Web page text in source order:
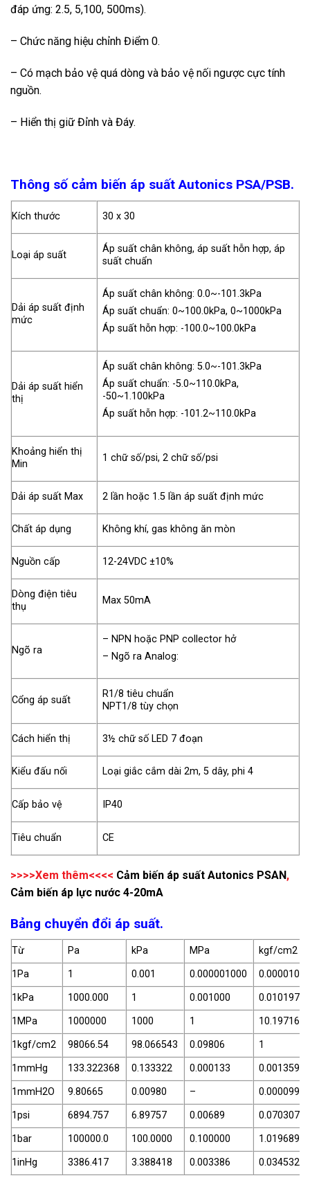
đáp ứng: 2.5, 5,100, 500ms).
– Chức năng hiệu chỉnh Điểm 0.
– Có mạch bảo vệ quá dòng và bảo vệ nối ngược cực tính
nguồn.
– Hiển thị giữ Đỉnh và Đáy.
Thông số cảm biến áp suất Autonics PSA/PSB.
Kích thước 30 x 30
Loại áp suất
Áp suất chân không, áp suất hỗn hợp, áp
suất chuẩn
Dải áp suất định
mức
Áp suất chân không: 0.0~-101.3kPa
Áp suất chuẩn: 0~100.0kPa, 0~1000kPa
Áp suất hỗn hợp: -100.0~100.0kPa
Dải áp suất hiển
thị
Áp suất chân không: 5.0~-101.3kPa
Áp suất chuẩn: -5.0~110.0kPa,
-50~1.100kPa
Áp suất hỗn hợp: -101.2~110.0kPa
Khoảng hiển thị
Min
1 chữ số/psi, 2 chữ số/psi
Dải áp suất Max 2 lần hoặc 1.5 lần áp suất định mức
Chất áp dụng Không khí, gas không ăn mòn
Nguồn cấp 12-24VDC ±10%
Dòng điện tiêu
thụ
Max 50mA
Ngõ ra
– NPN hoặc PNP collector hở
– Ngõ ra Analog:
Cổng áp suất
R1/8 tiêu chuẩn
NPT1/8 tùy chọn
Cách hiển thị 3½ chữ số LED 7 đoạn
Kiểu đấu nối Loại giắc cắm dài 2m, 5 dây, phi 4
Cấp bảo vệ IP40
Tiêu chuẩn CE
>>>>Xem thêm<<<< Cảm biến áp suất Autonics PSAN,
Cảm biến áp lực nước 4-20mA
Bảng chuyển đổi áp suất.
Từ Pa kPa MPa
kgf/cm2
1Pa
1 0.001 0.000001000
1kPa
1000.000 1 0.001000
0.010197
1MPa
1000000 1000 1
10.197162
1kgf/cm2
98066.54 98.066543 0.09806
1
1mmHg
133.322368 0.133322 0.000133
0.001359
1mmH2O
9.80665 0.00980 –
0.000099
1psi
6894.757 6.89757 0.00689
0.070307
1bar
100000.0 100.0000 0.100000
1.019689
1inHg
3386.417 3.388418 0.003386 0.034532